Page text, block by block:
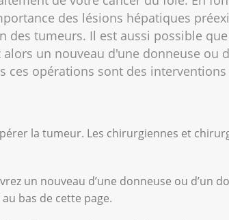
des lésions hépatiques
tumeurs. Il est aussi possible
un nouveau d'une donneuse ou
ces opérations sont des
la tumeur. Les chirurgiennes et
un nouveau d’une donneuse ou d’un
bas de cette page.